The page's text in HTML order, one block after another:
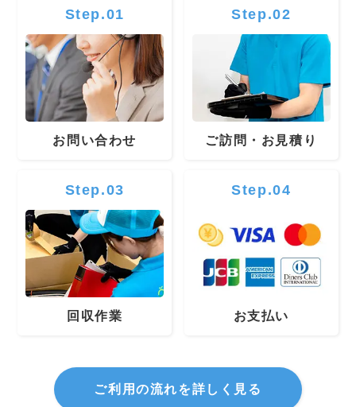
Step.01
お問い合わせ
Step.02
ご訪問・お見積り
Step.03
回収作業
Step.04
お支払い
ご利用の流れを詳しく見る